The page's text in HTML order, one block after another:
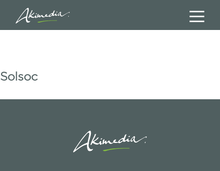
Solsoc